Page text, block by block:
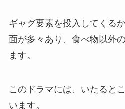
ギャグ要素を投入してくる
面が多々あり、食べ物以外
ます。
このドラマには、いたると
います。